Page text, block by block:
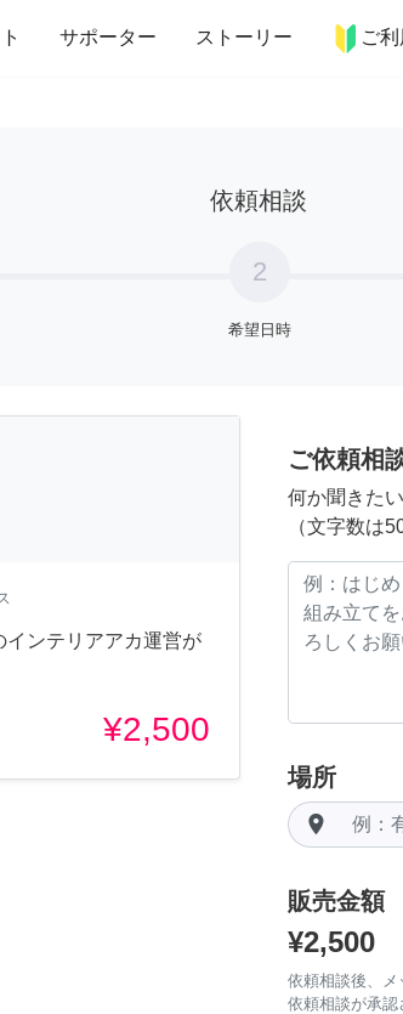
サポーター ストーリー ご
インテリア 趣味・習い事 ペット
依頼相談
2
希望日時
インテリアアカ運営が
¥2,500
ご依頼相
何か聞きた
（文字数は
場所
room
販売金額
¥2,500
依頼相談後、メ
依頼相談が承